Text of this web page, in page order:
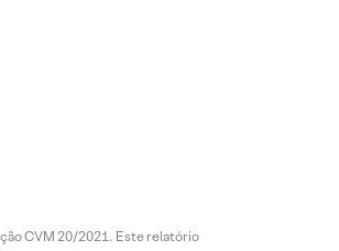
CVM 20/2021. Este relatório